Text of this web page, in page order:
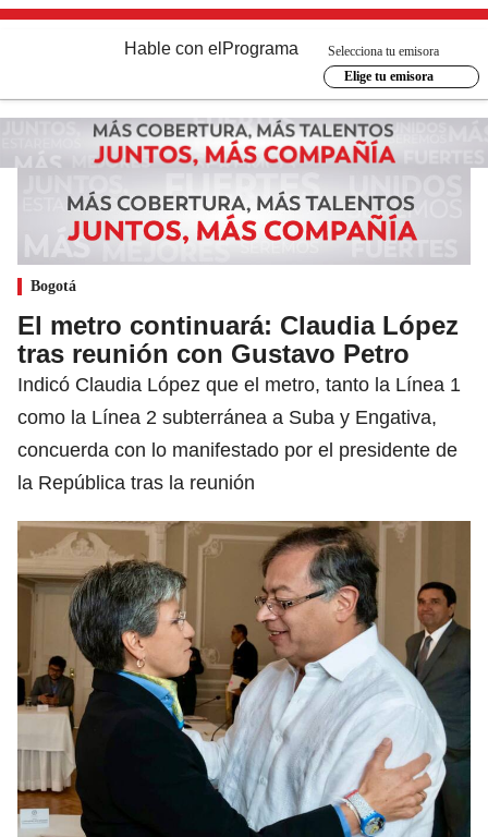
Hable con el Programa
Selecciona tu emisora
Elige tu emisora
Bogotá
El metro continuará: Claudia López
tras reunión con Gustavo Petro
Indicó Claudia López que el metro, tanto la Línea 1
como la Línea 2 subterránea a Suba y Engativa,
concuerda con lo manifestado por el presidente de
la República tras la reunión